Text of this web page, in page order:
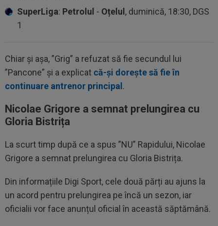
SuperLiga: Petrolul - Oțelul, duminică, 18:30, DGS
1
Chiar și așa, ”Grig” a refuzat să fie secundul lui
”Pancone” și a explicat că-și dorește să fie în
continuare antrenor principal.
Nicolae Grigore a semnat prelungirea cu
Gloria Bistrița
La scurt timp după ce a spus ”NU” Rapidului, Nicolae
Grigore a semnat prelungirea cu Gloria Bistrița.
Din informațiile Digi Sport, cele două părți au ajuns la
un acord pentru prelungirea pe încă un sezon, iar
oficialii vor face anunțul oficial în această săptămână.